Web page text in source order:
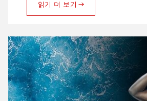
읽기 더 보기